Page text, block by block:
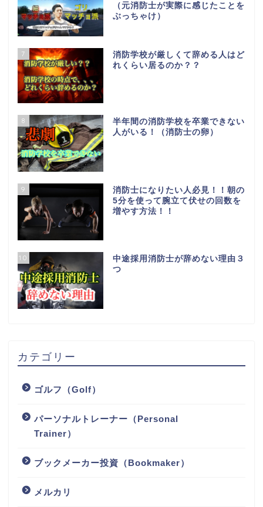
（元消防士が実際に感じたことを
ぶっちゃけ）
7
消防学校が厳しくて辞める人はど
れくらい居るのか？？
8
半年間の消防学校を卒業できない
人がいる！（消防士の卵）
9
消防士になりたい人必見！！朝の
5分を使って腕立て伏せの回数を
増やす方法！！
10
中途採用消防士が辞めない理由３
つ
カテゴリー
ゴルフ（Golf）
パーソナルトレーナー（Personal
Trainer）
ブックメーカー投資（Bookmaker）
メルカリ